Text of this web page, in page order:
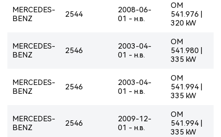
MERCEDES-
BENZ
2544
2008-06-
01 - н.в.
OM
541.976 |
320 kW
MERCEDES-
BENZ
2546
2003-04-
01 - н.в.
OM
541.980 |
335 kW
MERCEDES-
BENZ
2546
2003-04-
01 - н.в.
OM
541.994 |
335 kW
MERCEDES-
BENZ
2546
2009-12-
01 - н.в.
OM
541.994 |
335 kW